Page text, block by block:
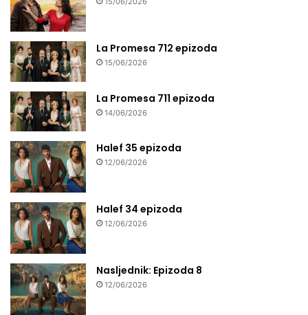
La Promesa 712 epizoda
15/06/2026
La Promesa 711 epizoda
14/06/2026
Halef 35 epizoda
12/06/2026
Halef 34 epizoda
12/06/2026
Nasljednik: Epizoda 8
12/06/2026